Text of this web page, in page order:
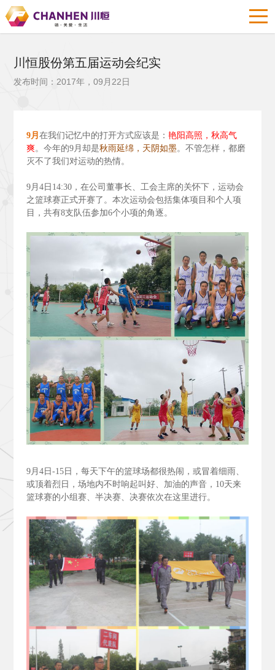
川恒股份第五届运动会纪实
发布时间：2017年，09月22日
9月 在我们记忆中的打开方式应该是： 艳阳高照，秋高气
爽。今年的9月却是秋雨延绵，天阴如墨。不管怎样，都磨
灭不了我们对运动的热情。
9月4日14:30，在公司董事长、工会主席的关怀下，运动会
之篮球赛正式开赛了。本次运动会包括集体项目和个人项
目，共有8支队伍参加6个小项的角逐。
9月4日-15日，每天下午的篮球场都很热闹，或冒着细雨、
或顶着烈日，场地内不时响起叫好、加油的声音，10天来
篮球赛的小组赛、半决赛、决赛依次在这里进行。